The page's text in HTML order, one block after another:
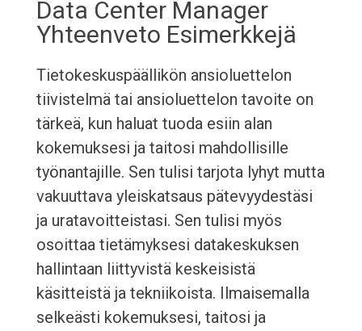
Data Center Manager
Yhteenveto Esimerkkejä
Tietokeskuspäällikön ansioluettelon
tiivistelmä tai ansioluettelon tavoite on
tärkeä, kun haluat tuoda esiin alan
kokemuksesi ja taitosi mahdollisille
työnantajille. Sen tulisi tarjota lyhyt mutta
vakuuttava yleiskatsaus pätevyydestäsi
ja uratavoitteistasi. Sen tulisi myös
osoittaa tietämyksesi datakeskuksen
hallintaan liittyvistä keskeisistä
käsitteistä ja tekniikoista. Ilmaisemalla
selkeästi kokemuksesi, taitosi ja